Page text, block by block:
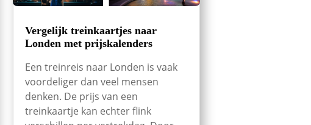
Vergelijk treinkaartjes naar
Londen met prijskalenders
Een treinreis naar Londen is vaak
voordeliger dan veel mensen
denken. De prijs van een
treinkaartje kan echter flink